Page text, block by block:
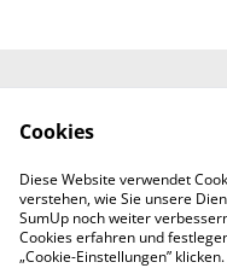
Datenschutz
Cookies
Diese Website verwendet
verstehen, wie Sie unsere
SumUp noch weiter
Cookies erfahren und
„Cookie-Einstellungen”